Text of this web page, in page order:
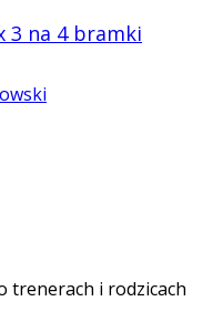
3 na 4 bramki
trenerach i rodzicach